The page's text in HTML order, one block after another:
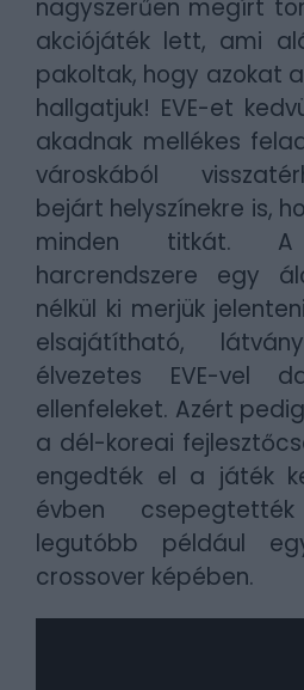
nagyszerűen megírt
akciójáték lett, ami
pakoltak, hogy azokat
hallgatjuk! EVE-et
akadnak mellékes
városkából
bejárt helyszínekre is,
minden titkát.
harcrendszere egy
nélkül ki merjük
elsajátítható,
élvezetes EVE-vel
ellenfeleket. Azért
a dél-koreai
engedték el a játék
évben
legutóbb például
crossover képében.